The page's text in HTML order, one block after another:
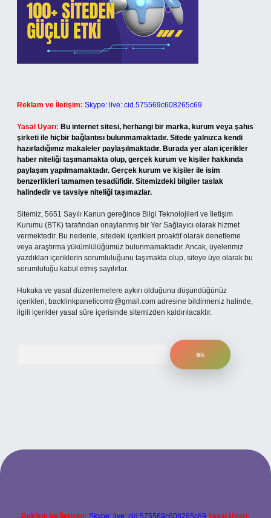
Reklam ve İletişim: Skype: live:.cid.575569c608265c69
Yasal Uyarı: Bu internet sitesi, herhangi bir marka, kurum veya şahıs
şirketi ile hiçbir bağlantısı bulunmamaktadır. Sitede yalnızca kendi
hazırladığımız makaleler paylaşılmaktadır. Burada yer alan içerikler
haber niteliği taşımamakta olup, gerçek kurum ve kişiler hakkında
paylaşım yapılmamaktadır. Gerçek kurum ve kişiler ile isim
benzerlikleri tamamen tesadüfidir. Sitemizdeki bilgiler taslak
halindedir ve tavsiye niteliği taşımazlar.
Sitemiz, 5651 Sayılı Kanun gereğince Bilgi Teknolojileri ve İletişim
Kurumu (BTK) tarafından onaylanmış bir Yer Sağlayıcı olarak hizmet
vermektedir. Bu nedenle, sitedeki içerikleri proaktif olarak denetleme
veya araştırma yükümlülüğümüz bulunmamaktadır. Ancak, üyelerimiz
yazdıkları içeriklerin sorumluluğunu taşımakta olup, siteye üye olarak bu
sorumluluğu kabul etmiş sayılırlar.
Hukuka ve yasal düzenlemelere aykırı olduğunu düşündüğünüz
içerikleri, backlinkpanelicomtr@gmail.com adresine bildirmeniz halinde,
ilgili içerikler yasal süre içerisinde sitemizden kaldırılacaktır.
Reklam ve İletişim: Skype: live:.cid.575569c608265c69 Yasal Uyarı: